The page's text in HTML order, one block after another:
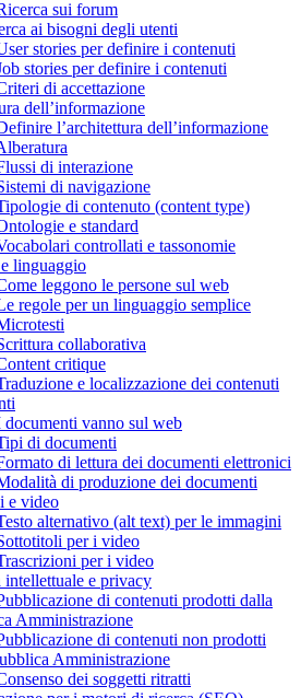
sui forum
ai bisogni degli utenti
stories per definire i contenuti
stories per definire i contenuti
di accettazione
dell’informazione
l’architettura dell’informazione
di interazione
di navigazione
di contenuto (content type)
e standard
controllati e tassonomie
linguaggio
leggono le persone sul web
regole per un linguaggio semplice
collaborativa
critique
e localizzazione dei contenuti
documenti vanno sul web
di documenti
di lettura dei documenti elettronici
di produzione dei documenti
e video
alternativo (alt text) per le immagini
per i video
per i video
intellettuale e privacy
di contenuti prodotti dalla
Amministrazione
di contenuti non prodotti
Amministrazione
dei soggetti ritratti